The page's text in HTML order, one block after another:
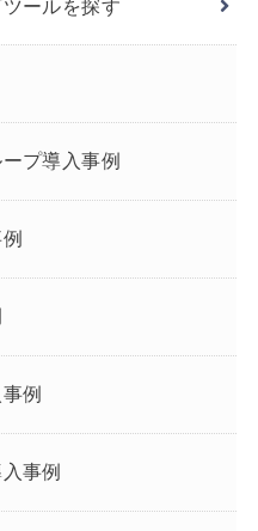
ールを探す
プ導入事例
例
事例